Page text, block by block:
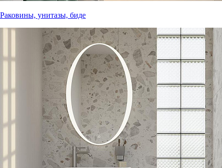
Раковины, унитазы, биде